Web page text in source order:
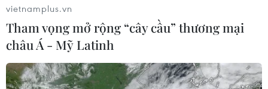
vietnamplus.vn
Tham vọng mở rộng “cây cầu” thương mại
châu Á - Mỹ Latinh